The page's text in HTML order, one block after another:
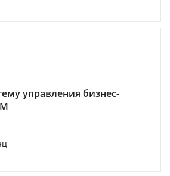
управления бизнес-